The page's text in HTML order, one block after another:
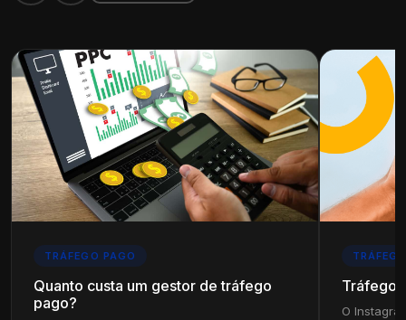
TRÁFEGO PAGO
Quanto custa um gestor de tráfego
pago?
Tráfego
O